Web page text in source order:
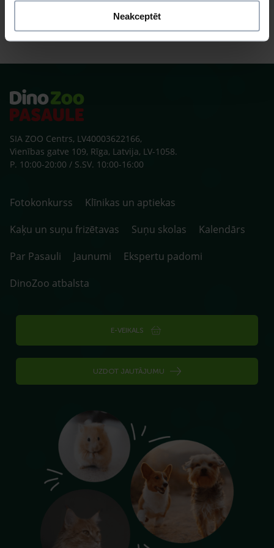
Neakceptēt
SIA ZOO Centrs, LV40003622166,
Vienības gatve 109, Rīga, Latvija, LV-1058.
P. 10:00-20:00 / S.SV. 10:00-16:00
Fotokonkurss
Klīnikas un aptiekas
Kaķu un suņu frizētavas
Suņu skolas
Kalendārs
Par Pasauli
Jaunumi
Ekspertu padomi
DinoZoo atbalsta
E-VEIKALS
UZDOT JAUTĀJUMU